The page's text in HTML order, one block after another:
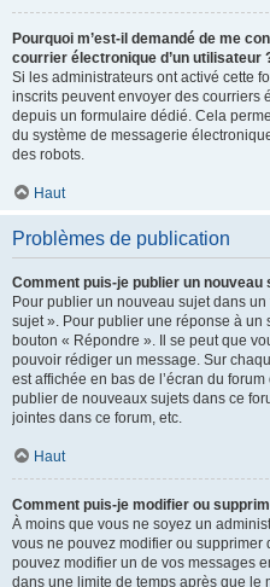
Pourquoi m’est-il demandé de me
courrier électronique d’un utilisateur
Si les administrateurs ont activé cette
inscrits peuvent envoyer des courriers
depuis un formulaire dédié. Cela
du système de messagerie
des robots.
Haut
Problèmes de publication
Comment puis-je publier un nouveau
Pour publier un nouveau sujet dans
sujet ». Pour publier une réponse à un
bouton « Répondre ». Il se peut que
pouvoir rédiger un message. Sur
est affichée en bas de l’écran du
publier de nouveaux sujets dans ce
jointes dans ce forum, etc.
Haut
Comment puis-je modifier ou
À moins que vous ne soyez un
vous ne pouvez modifier ou supprimer
pouvez modifier un de vos messages
dans une limite de temps après que le